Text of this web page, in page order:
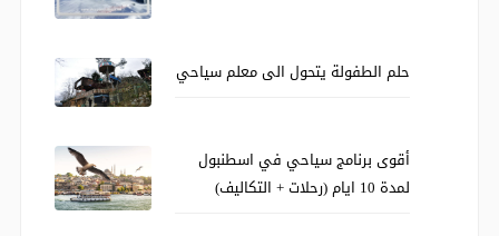
حلم الطفولة يتحول الى معلم سياحي
أقوى برنامج سياحي في اسطنبول
لمدة 10 ايام (رحلات + التكاليف)